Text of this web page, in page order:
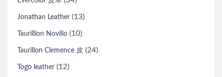
Jonathan Leather (13)
Taurillion Novillo (10)
Taurillon Clemence 皮 (24)
Togo leather (12)